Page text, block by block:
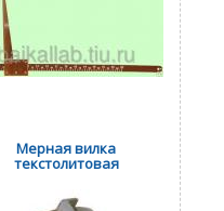
Мерная вилка
текстолитовая